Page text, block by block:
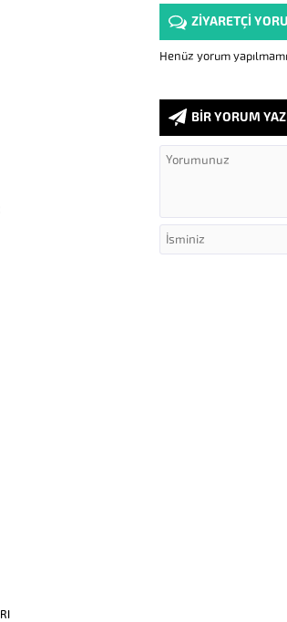
ZİYARETÇİ
Henüz yorum
BİR YORUM